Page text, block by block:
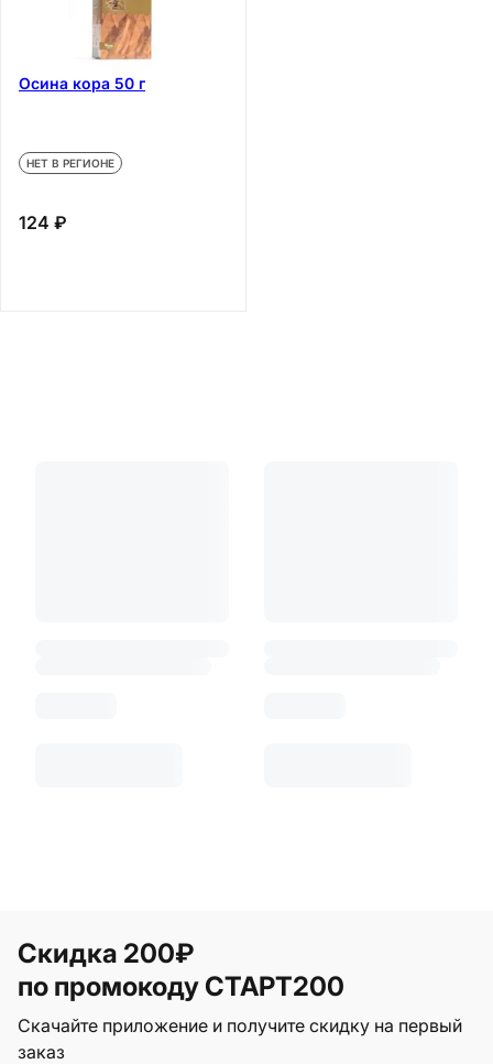
Осина кора 50 г
НЕТ В РЕГИОНЕ
124 ₽
Скидка 200₽
по промокоду СТАРТ200
Скачайте приложение и получите скидку на первый
заказ